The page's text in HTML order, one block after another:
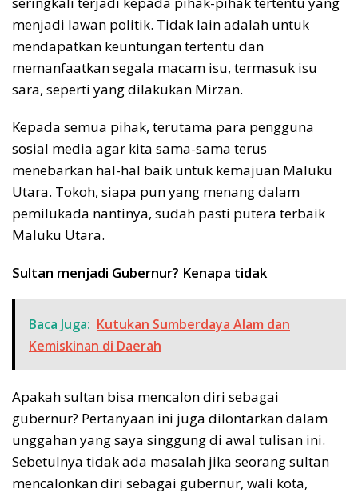
menjadi lawan politik. Tidak lain adalah untuk
mendapatkan keuntungan tertentu dan
memanfaatkan segala macam isu, termasuk isu
sara, seperti yang dilakukan Mirzan.
Kepada semua pihak, terutama para pengguna
sosial media agar kita sama-sama terus
menebarkan hal-hal baik untuk kemajuan Maluku
Utara. Tokoh, siapa pun yang menang dalam
pemilukada nantinya, sudah pasti putera terbaik
Maluku Utara.
Sultan menjadi Gubernur? Kenapa tidak
Baca Juga: Kutukan Sumberdaya Alam dan
Kemiskinan di Daerah
Apakah sultan bisa mencalon diri sebagai
gubernur? Pertanyaan ini juga dilontarkan dalam
unggahan yang saya singgung di awal tulisan ini.
Sebetulnya tidak ada masalah jika seorang sultan
mencalonkan diri sebagai gubernur, wali kota,